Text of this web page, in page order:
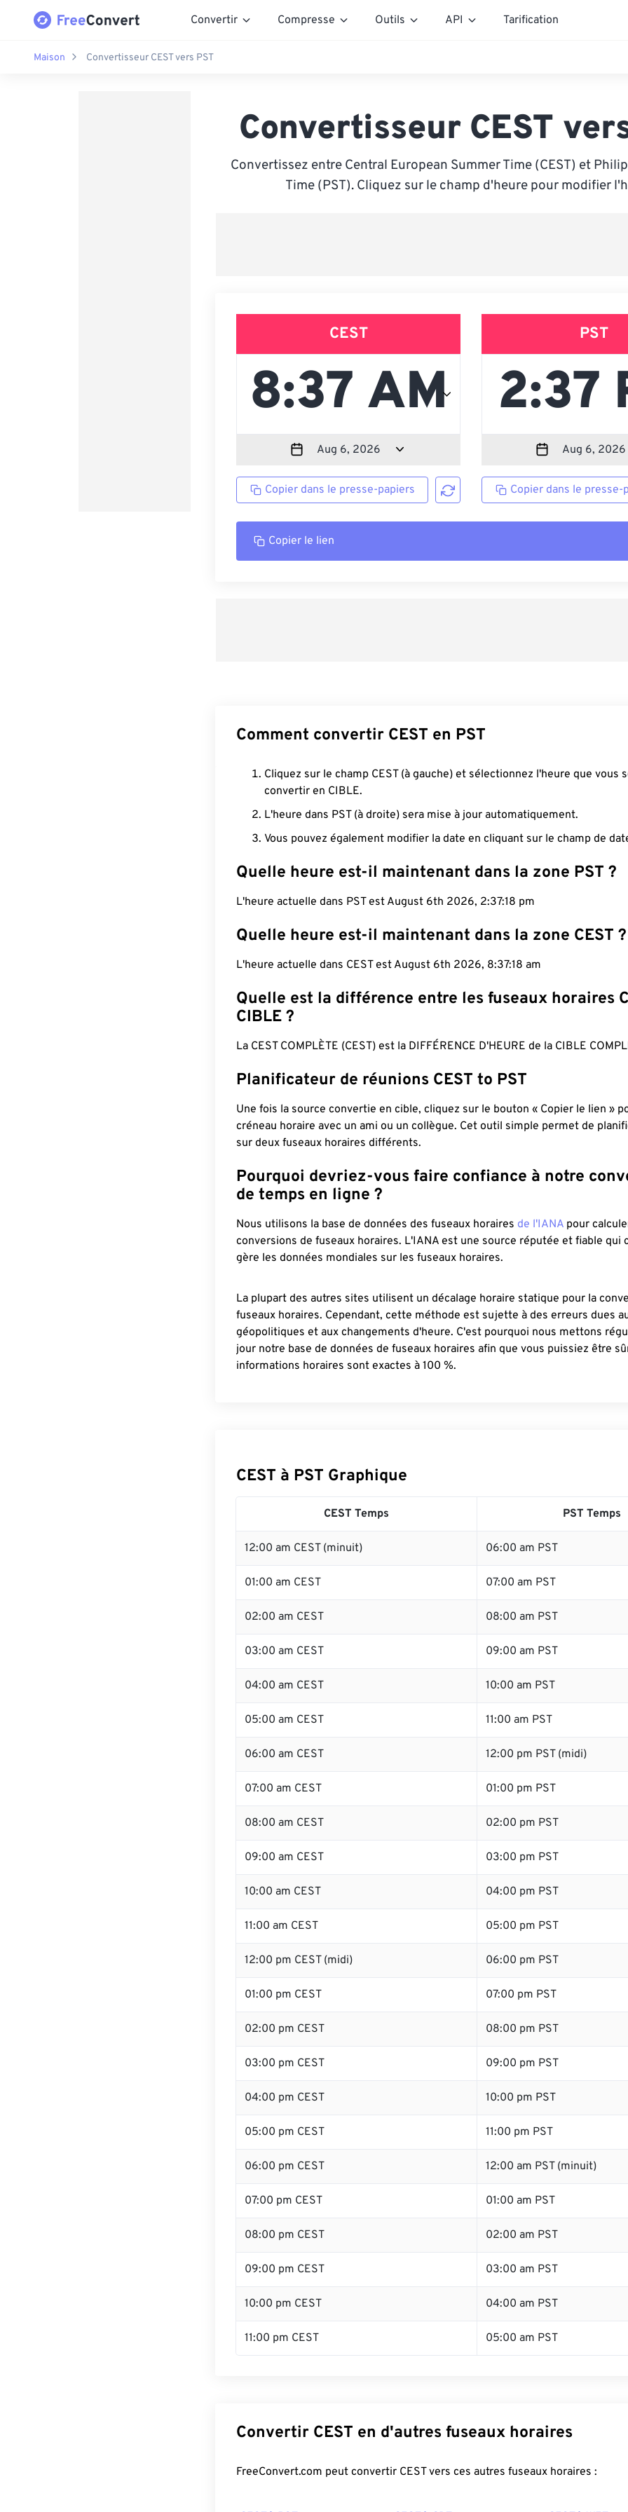
Convertir Compresse Outils API Tarification
Maison Convertisseur CEST vers PST
Convertisseur CEST
Convertissez entre Central European Summer Time (CEST) et
Time (PST). Cliquez sur le champ d'heure pour modifier
CEST
Copier dans le presse-papiers
PST
Copier dans le presse-
Copier le lien
Comment convertir CEST en PST
Cliquez sur le champ CEST (à gauche) et sélectionnez l'heure que vous
convertir en CIBLE.
L'heure dans PST (à droite) sera mise à jour automatiquement.
Vous pouvez également modifier la date en cliquant sur le champ de
Quelle heure est-il maintenant dans la zone PST ?
L'heure actuelle dans PST est August 6th 2026, 2:37:19 pm
Quelle heure est-il maintenant dans la zone CEST ?
L'heure actuelle dans CEST est August 6th 2026, 8:37:19 am
Quelle est la différence entre les fuseaux horaires
CIBLE ?
La CEST COMPLÈTE (CEST) est la DIFFÉRENCE D'HEURE de la CIBLE
Planificateur de réunions CEST to PST
Une fois la source convertie en cible, cliquez sur le bouton « Copier le lien »
créneau horaire avec un ami ou un collègue. Cet outil simple permet de
sur deux fuseaux horaires différents.
Pourquoi devriez-vous faire confiance à notre
de temps en ligne ?
Nous utilisons la base de données des fuseaux horaires de l'IANA pour
conversions de fuseaux horaires. L'IANA est une source réputée et fiable qui
gère les données mondiales sur les fuseaux horaires.
La plupart des autres sites utilisent un décalage horaire statique pour la
fuseaux horaires. Cependant, cette méthode est sujette à des erreurs dues
géopolitiques et aux changements d'heure. C'est pourquoi nous mettons
jour notre base de données de fuseaux horaires afin que vous puissiez être
informations horaires sont exactes à 100 %.
CEST à PST Graphique
CEST Temps PST Temps
12:00 am CEST (minuit) 06:00 am PST
01:00 am CEST 07:00 am PST
02:00 am CEST 08:00 am PST
03:00 am CEST 09:00 am PST
04:00 am CEST 10:00 am PST
05:00 am CEST 11:00 am PST
06:00 am CEST 12:00 pm PST (midi)
07:00 am CEST 01:00 pm PST
08:00 am CEST 02:00 pm PST
09:00 am CEST 03:00 pm PST
10:00 am CEST 04:00 pm PST
11:00 am CEST 05:00 pm PST
12:00 pm CEST (midi) 06:00 pm PST
01:00 pm CEST 07:00 pm PST
02:00 pm CEST 08:00 pm PST
03:00 pm CEST 09:00 pm PST
04:00 pm CEST 10:00 pm PST
05:00 pm CEST 11:00 pm PST
06:00 pm CEST 12:00 am PST (minuit)
07:00 pm CEST 01:00 am PST
08:00 pm CEST 02:00 am PST
09:00 pm CEST 03:00 am PST
10:00 pm CEST 04:00 am PST
11:00 pm CEST 05:00 am PST
Convertir CEST en d'autres fuseaux horaires
FreeConvert.com peut convertir CEST vers ces autres fuseaux horaires :